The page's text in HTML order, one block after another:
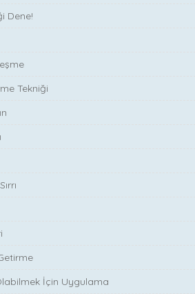
Dene!
Tekniği
İçin Uygulama